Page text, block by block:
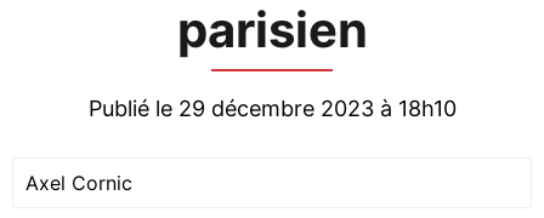
parisien
Publié le 29 décembre 2023 à 18h10
Axel Cornic